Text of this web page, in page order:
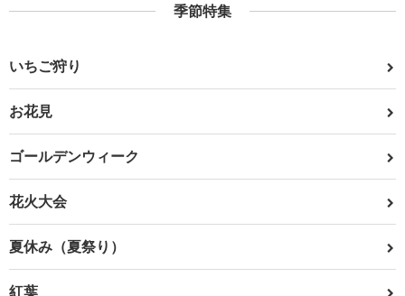
季節特集
いちご狩り
お花見
ゴールデンウィーク
花火大会
夏休み（夏祭り）
紅葉